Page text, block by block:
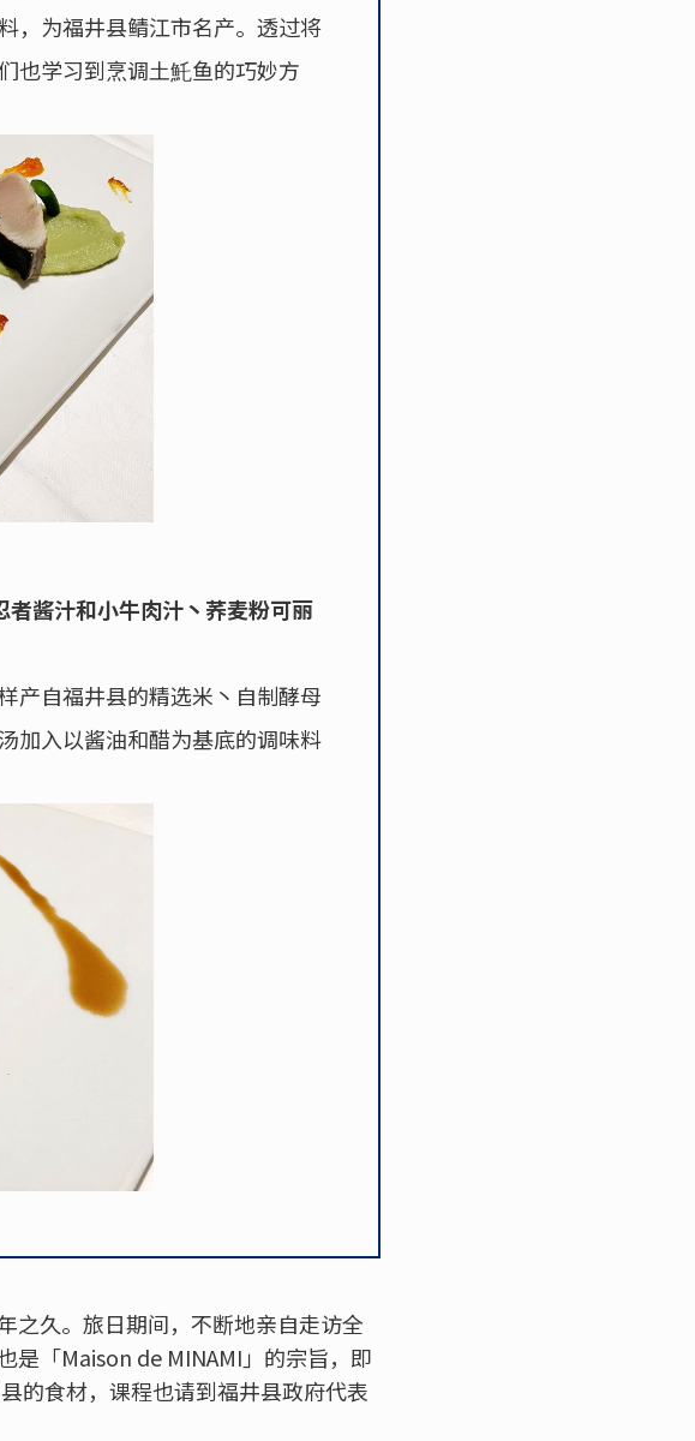
，为福井县鲭江市名产。透过将
也学习到烹调土魠鱼的巧妙方
酱汁和小牛肉汁丶荞麦粉可丽
产自福井县的精选米丶自制酵母
加入以酱油和醋为基底的调味料
之久。旅日期间，不断地亲自走访全
是「Maison de MINAMI」的宗旨，即
的食材，课程也请到福井县政府代表